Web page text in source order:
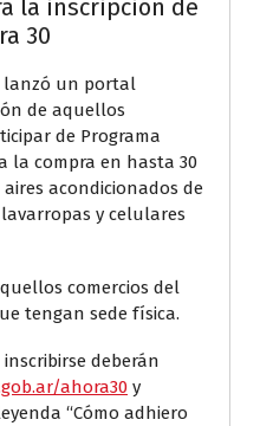
la inscripción de
30
lanzó un portal
de aquellos
de Programa
la compra en hasta 30
acondicionados de
y celulares
comercios del
tengan sede física.
deberán
ahora30 y
“Cómo adhiero